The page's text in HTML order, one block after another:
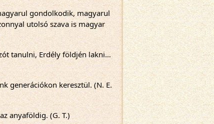
gondolkodik, magyarul
utolsó szava is magyar
tanulni, Erdély földjén lakni…
generációkon keresztül. (N. E.
anyaföldig. (G. T.)